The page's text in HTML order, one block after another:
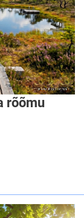
rõõmu